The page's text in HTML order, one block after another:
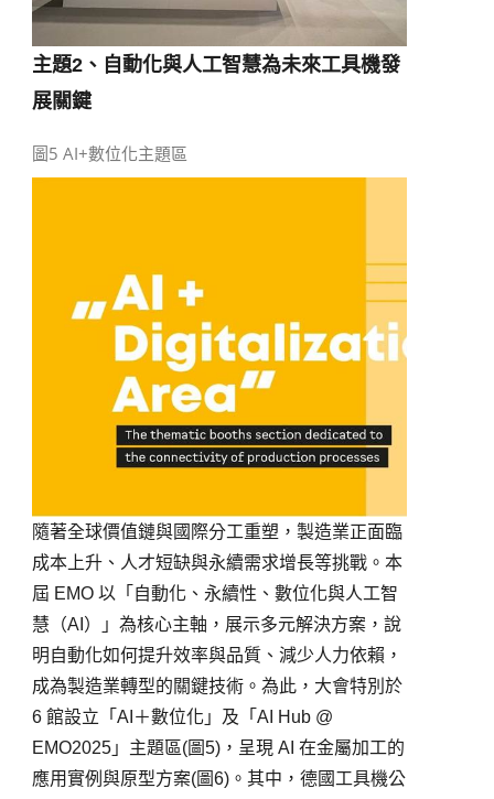
主題2 、自動化與人工智慧為未來工具機發
展關鍵
圖5 AI+數位化主題區
隨著全球價值鏈與國際分工重塑，製造業正面臨
成本上升、人才短缺與永續需求增長等挑戰。本
屆 EMO以「自動化、永續性、數位化與人工智
慧（AI ）」為核心主軸，展示多元解決方案，說
明自動化如何提升效率與品質、減少人力依賴，
成為製造業轉型的關鍵技術。為此，大會特別於
6館設立「AI ＋數位化」及「AI Hub @
EMO2025 」主題區(圖5) ，呈現 AI在金屬加工的
應用實例與原型方案(圖6) 。其中，德國工具機公